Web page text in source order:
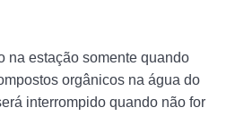
na estação somente quando
orgânicos na água do
interrompido quando não for